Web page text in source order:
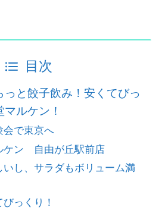
目次
っと餃子飲み！安くてびっ
ルケン！
会で東京へ
ケン 自由が丘駅前店
いし、サラダもボリューム満
っくり！